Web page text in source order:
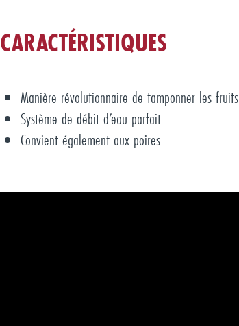
CARACTÉRISTIQUES
Manière révolutionnaire de tamponner les fruits
Système de débit d’eau parfait
Convient également aux poires